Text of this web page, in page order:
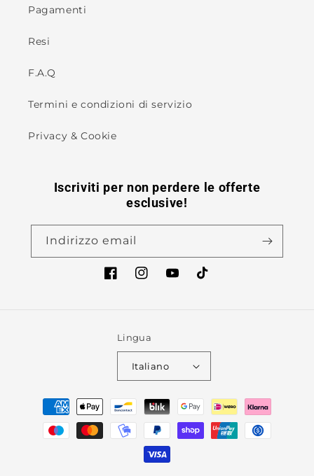
Pagamenti
Resi
F.A.Q
Termini e condizioni di servizio
Privacy & Cookie
Iscriviti per non perdere le offerte
esclusive!
Indirizzo email
FacebookInstagramYouTubeTikTok
Lingua
Italiano
Metodi
pagamento